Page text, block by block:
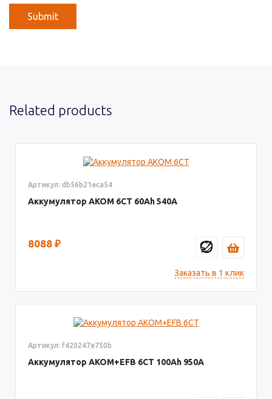
Related products
Артикул: db56b21eca54
Аккумулятор AКОМ 6СТ 60 540
8088 ₽
Заказать в 1 клик
Артикул: f420247e750b
Аккумулятор AKOM+EFB 6СТ 100 950